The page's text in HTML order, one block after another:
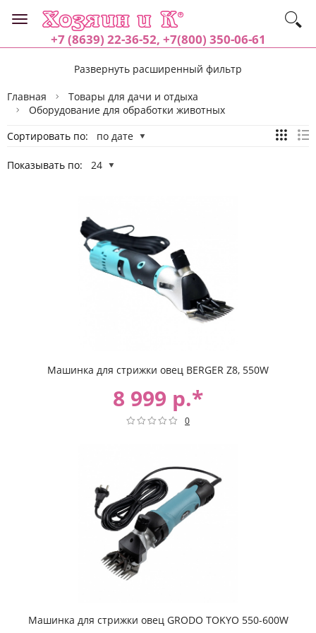
+7 (8639) 22-36-52, +7(800) 350-06-61
Развернуть расширенный фильтр
Главная
Товары для дачи и отдыха
Оборудование для обработки животных
Сортировать по: по дате
Показывать по: 24
Машинка для стрижки овец BERGER Z8, 550W
8 999 р.*
0
Машинка для стрижки овец GRODO TOKYO 550-600W